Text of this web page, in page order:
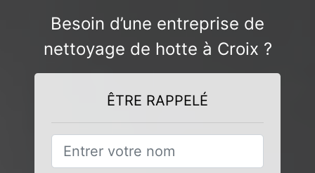
Besoin d’une entreprise de
nettoyage de hotte à Croix ?
ÊTRE RAPPELÉ